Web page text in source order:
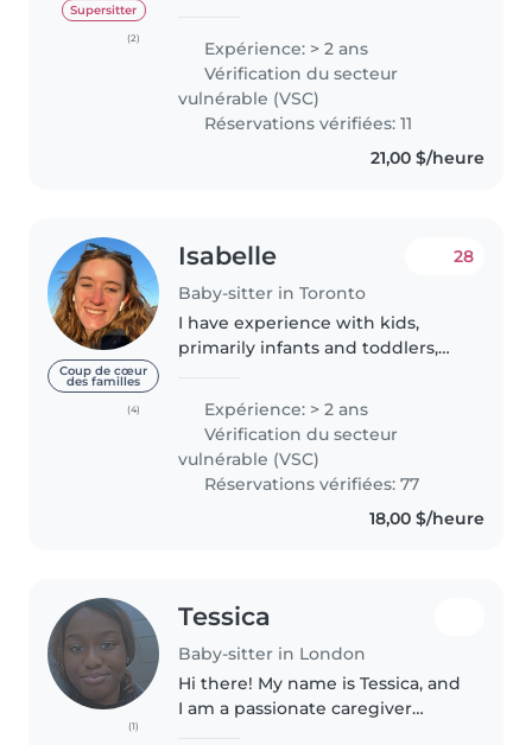
Supersitter
(2)
to watch your little ones. What
sets me apart from other great
babysitters? I've..
Expérience: > 2 ans
Vérification du secteur
vulnérable (VSC)
Réservations vérifiées: 11
21,00 $/heure
Coup de cœur
des familles
(4)
Isabelle
Baby-sitter in Toronto
28
I have experience with kids,
primarily infants and toddlers,
daycare for around 2 years.
Additionally, prior to that I
taught swimming lessons to kids
from..
Expérience: > 2 ans
Vérification du secteur
vulnérable (VSC)
Réservations vérifiées: 77
18,00 $/heure
(1)
Tessica
Baby-sitter in London
Hi there! My name is Tessica, and
I am a passionate caregiver